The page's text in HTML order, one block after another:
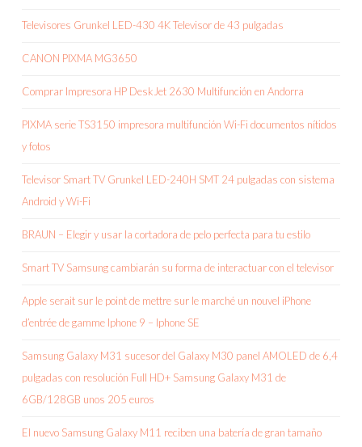
Televisores Grunkel LED-430 4K Televisor de 43 pulgadas
CANON PIXMA MG3650
Comprar Impresora HP DeskJet 2630 Multifunción en Andorra
PIXMA serie TS3150 impresora multifunción Wi-Fi documentos nítidos
y fotos
Televisor Smart TV Grunkel LED-240H SMT 24 pulgadas con sistema
Android y Wi-Fi
BRAUN – Elegir y usar la cortadora de pelo perfecta para tu estilo
Smart TV Samsung cambiarán su forma de interactuar con el televisor
Apple serait sur le point de mettre sur le marché un nouvel iPhone
d’entrée de gamme Iphone 9 – Iphone SE
Samsung Galaxy M31 sucesor del Galaxy M30 panel AMOLED de 6,4
pulgadas con resolución Full HD+ Samsung Galaxy M31 de
6GB/128GB unos 205 euros
El nuevo Samsung Galaxy M11 reciben una batería de gran tamaño